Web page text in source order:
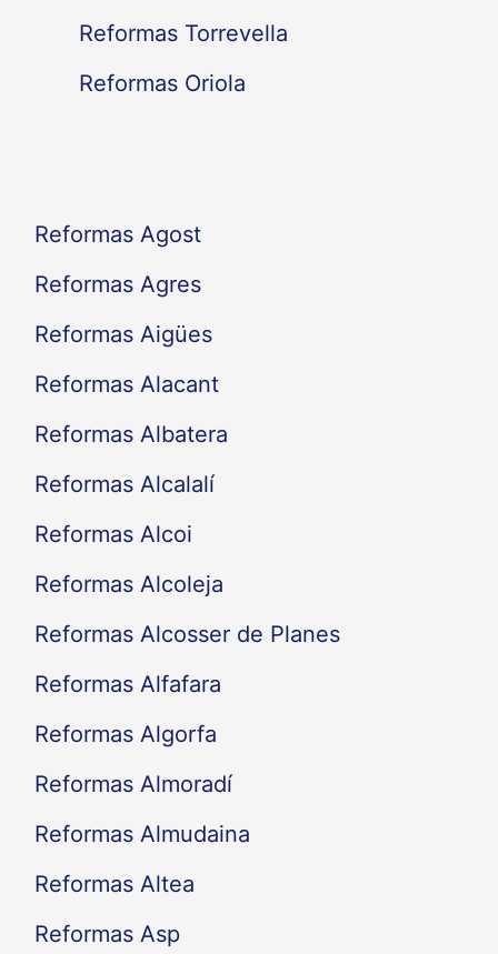
Reformas Torrevella
Reformas Oriola
Reformas Agost
Reformas Agres
Reformas Aigües
Reformas Alacant
Reformas Albatera
Reformas Alcalalí
Reformas Alcoi
Reformas Alcoleja
Reformas Alcosser de Planes
Reformas Alfafara
Reformas Algorfa
Reformas Almoradí
Reformas Almudaina
Reformas Altea
Reformas Asp